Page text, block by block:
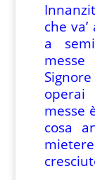
che
a
operai
messe
cosa